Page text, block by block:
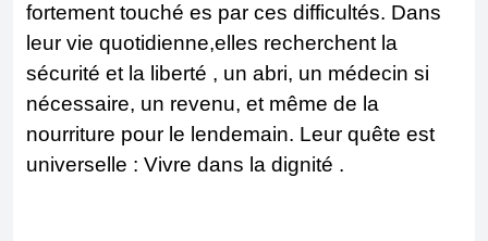
fortement touché es par ces difficultés. Dans
leur vie quotidienne,elles recherchent la
sécurité et la liberté , un abri, un médecin si
nécessaire, un revenu, et même de la
nourriture pour le lendemain. Leur quête est
universelle : Vivre dans la dignité .